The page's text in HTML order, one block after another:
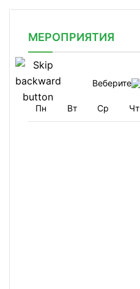
МЕРОПРИЯТИЯ
Веберите
Пн Вт Ср Чт